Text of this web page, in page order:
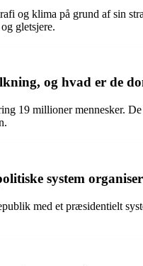
og klima på grund af sin
gletsjere.
og hvad er de
19 millioner mennesker.
system
med et præsidentielt